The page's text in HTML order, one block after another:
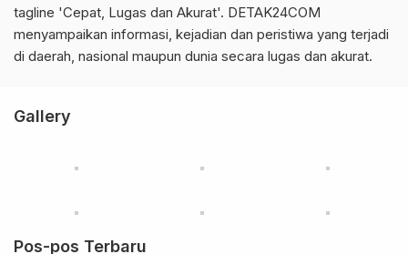
tagline 'Cepat, Lugas dan Akurat'. DETAK24COM
menyampaikan informasi, kejadian dan peristiwa yang terjadi
di daerah, nasional maupun dunia secara lugas dan akurat.
Gallery
Pos-pos Terbaru